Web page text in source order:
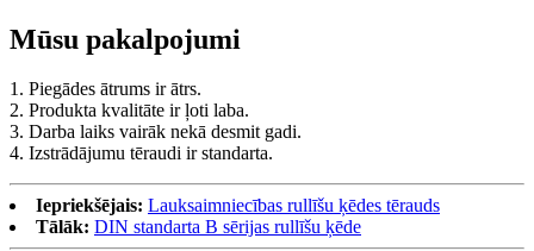
Mūsu pakalpojumi
1. Piegādes ātrums ir ātrs.
2. Produkta kvalitāte ir ļoti laba.
3. Darba laiks vairāk nekā desmit gadi.
4. Izstrādājumu tēraudi ir standarta.
Iepriekšējais: Lauksaimniecības rullīšu ķēdes tērauds
Tālāk: DIN standarta B sērijas rullīšu ķēde